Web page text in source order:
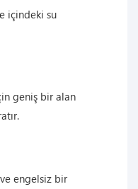
içindeki su
geniş bir alan
engelsiz bir